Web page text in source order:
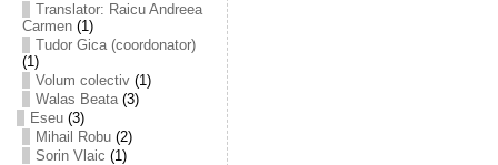
Translator: Raicu Andreea
Carmen(1)
Tudor Gica (coordonator)
(1)
Volum colectiv(1)
Walas Beata(3)
Eseu(3)
Mihail Robu(2)
Sorin Vlaic (1)